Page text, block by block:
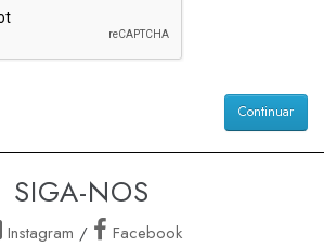
Continuar
SIGA-NOS
Instagram / Facebook